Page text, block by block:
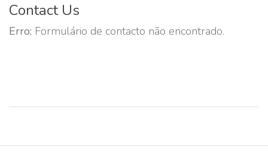
Contact Us
Erro: Formulário de contacto não encontrado.